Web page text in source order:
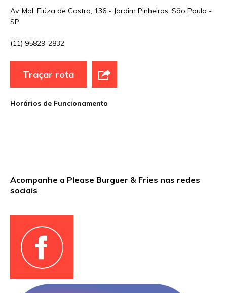
E-mail*
Site
Sua avaliação
Av. Mal. Fiúza de Castro, 136 - Jardim Pinheiros, São Paulo -
SP
(11) 95829-2832
Traçar rota
Horários de Funcionamento
Acompanhe a Please Burguer & Fries nas redes
sociais